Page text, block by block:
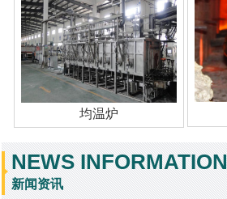
均温炉
NEWS INFORMATION
新闻资讯